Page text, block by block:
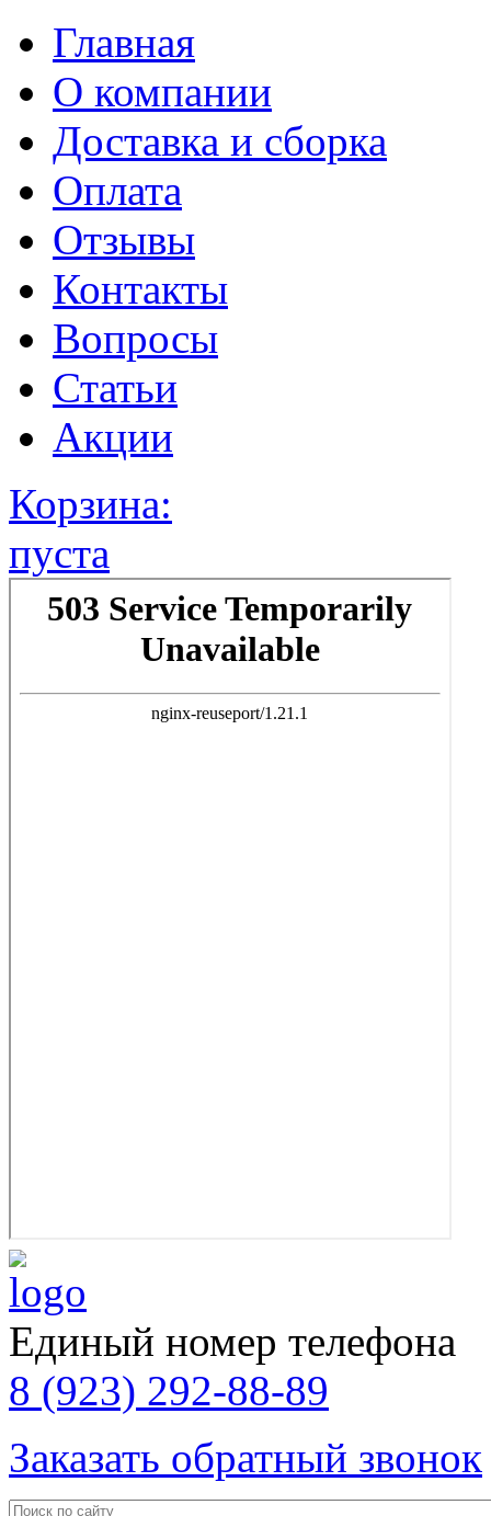
Главная
О компании
Доставка и сборка
Оплата
Отзывы
Контакты
Вопросы
Статьи
Акции
Корзина:
пуста
Единый номер телефона
8 (923) 292-88-89
Заказать обратный звонок